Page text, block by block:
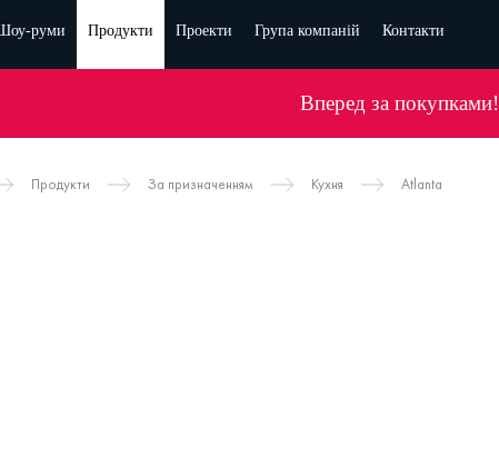
руми Продукти Проекти Група компаній Контакти
Вперед за покупками!
Продукти За призначенням Кухня Atlanta